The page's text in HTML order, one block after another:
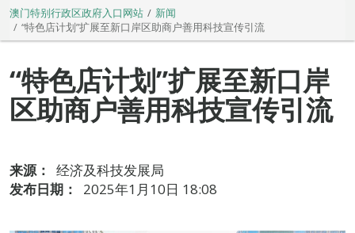
澳门特别行政区政府入口网站
新闻
“特色店计划”扩展至新口岸区助商户善用科技宣传引流
“特色店计划”扩展至新口岸
区助商户善用科技宣传引流
来源：
经济及科技发展局
发布日期：
2025年1月10日 18:08